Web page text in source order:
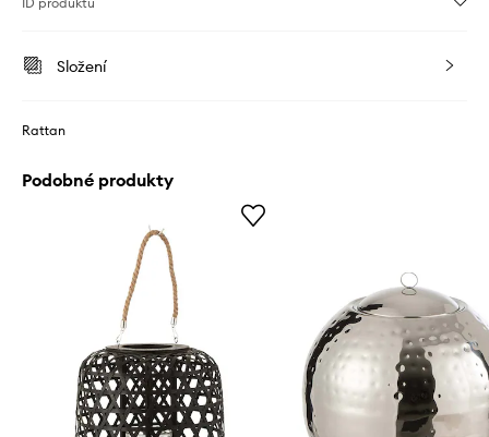
Složení
Rattan
Podobné produkty